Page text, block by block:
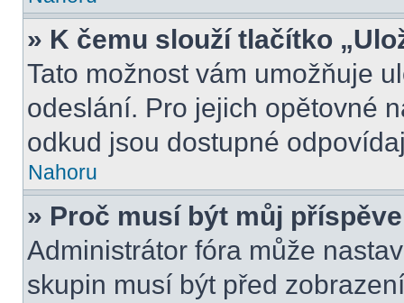
» K čemu slouží tlačítko
Tato možnost vám umožňuje
odeslání. Pro jejich opětovné
odkud jsou dostupné
Nahoru
» Proč musí být můj
Administrátor fóra může
skupin musí být před